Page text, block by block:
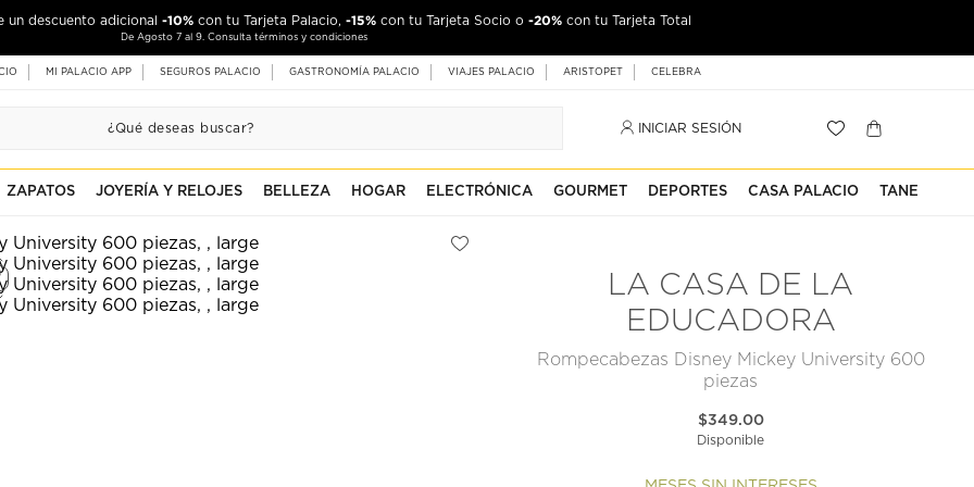
un descuento adicional -10% con tu Tarjeta Palacio, -15% con tu Tarjeta Socio o -20% con tu Tarjeta Total
De Agosto 7 al 9. Consulta términos y condiciones
MI PALACIO APP SEGUROS PALACIO GASTRONOMÍA PALACIO VIAJES PALACIO ARISTOPET CELEBRA
INICIAR SESIÓN
ZAPATOS JOYERÍA Y RELOJES BELLEZA HOGAR ELECTRÓNICA GOURMET DEPORTES CASA PALACIO TANE
LA CASA DE LA
EDUCADORA
Rompecabezas Disney Mickey University 600
piezas
$349.00
Disponible